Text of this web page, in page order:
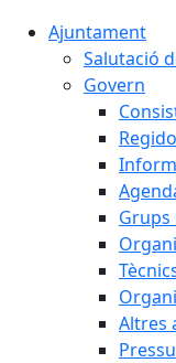
Ajuntament
Salutació
Govern
Grups
Altres